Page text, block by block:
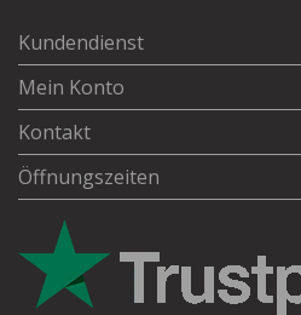
Kundendienst
Mein Konto
Kontakt
Öffnungszeiten